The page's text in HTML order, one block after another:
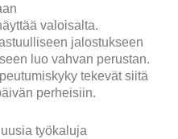
valoisalta.
jalostukseen
luo vahvan perustan.
tekevät siitä
perheisiin.
työkaluja